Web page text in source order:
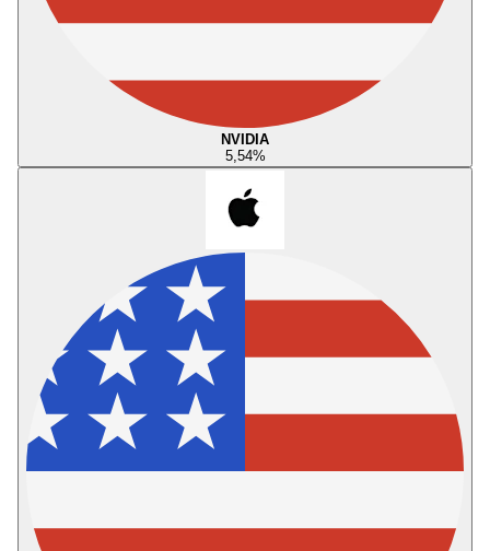
NVIDIA
5,54%